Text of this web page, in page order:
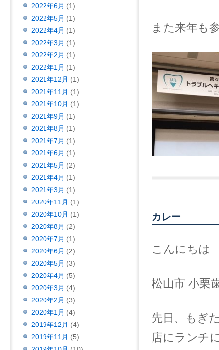
また来年も
カレー
こんにちは
松山市 小栗
先日、もぎ
店にランチ
2022年6月 (1)
2022年5月 (1)
2022年4月 (1)
2022年3月 (1)
2022年2月 (1)
2022年1月 (1)
2021年12月 (1)
2021年11月 (1)
2021年10月 (1)
2021年9月 (1)
2021年8月 (1)
2021年7月 (1)
2021年6月 (1)
2021年5月 (2)
2021年4月 (1)
2021年3月 (1)
2020年11月 (1)
2020年10月 (1)
2020年8月 (2)
2020年7月 (1)
2020年6月 (2)
2020年5月 (3)
2020年4月 (5)
2020年3月 (4)
2020年2月 (3)
2020年1月 (4)
2019年12月 (4)
2019年11月 (5)